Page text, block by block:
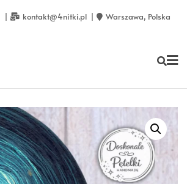
kontakt@4nitki.pl Warszawa, Polska